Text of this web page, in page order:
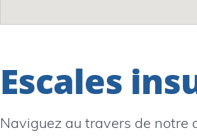
Escales
Naviguez au travers de